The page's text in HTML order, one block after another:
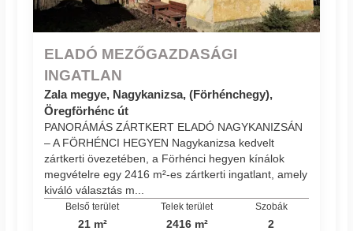
ELADÓ MEZŐGAZDASÁGI
INGATLAN
Zala megye, Nagykanizsa, (Förhénchegy),
Öregförhénc út
PANORÁMÁS ZÁRTKERT ELADÓ NAGYKANIZSÁN
– A FÖRHÉNCI HEGYEN Nagykanizsa kedvelt
zártkerti övezetében, a Förhénci hegyen kínálok
megvételre egy 2416 m²-es zártkerti ingatlant, amely
kiváló választás m...
Belső terület
21 m²
Telek terület
2416 m²
Szobák
2